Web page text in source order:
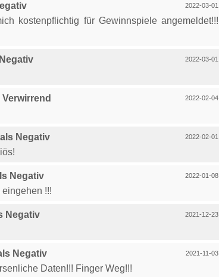
2022-03-01
kostenpflichtig für Gewinnspiele angemeldet!!!
2022-03-01
2022-02-04
2022-02-01
Negativ
2022-01-08
Negativ
!!!
2021-12-23
Negativ
2021-11-03
Negativ
Daten!!! Finger Weg!!!